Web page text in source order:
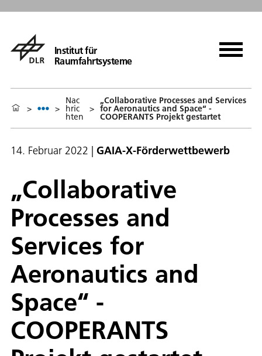
Institut für
Raumfahrtsysteme
> >
Nac
hric
hten
>
„Collaborative Processes and Services
for Aeronautics and Space“ -
COOPERANTS Projekt gestartet
14. Februar 2022 | GAIA-X-Förderwettbewerb
„Collaborative
Processes and
Services for
Aeronautics and
Space“ -
COOPERANTS